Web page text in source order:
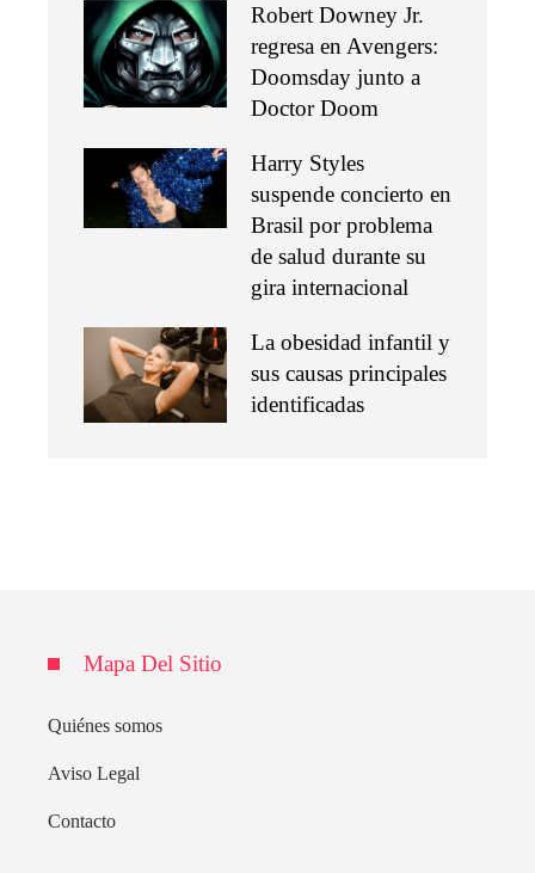
Robert Downey Jr.
regresa en Avengers:
Doomsday junto a
Doctor Doom
Harry Styles
suspende concierto en
Brasil por problema
de salud durante su
gira internacional
La obesidad infantil y
sus causas principales
identificadas
Mapa Del Sitio
Quiénes somos
Aviso Legal
Contacto